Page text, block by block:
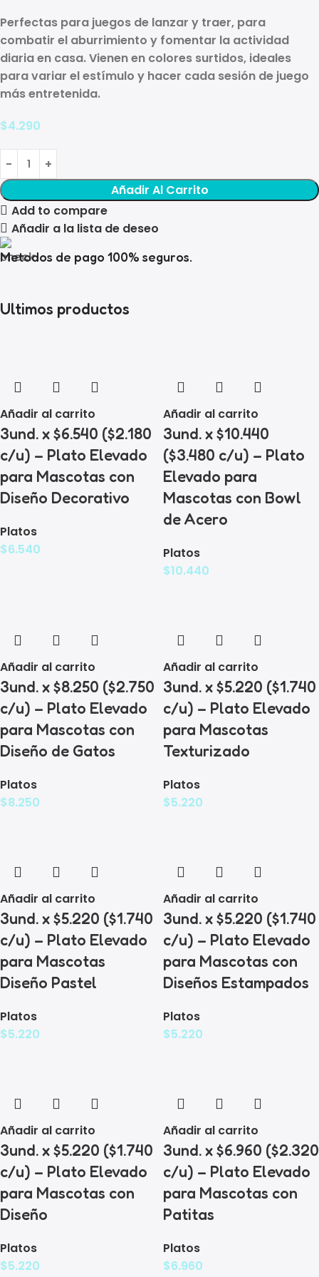
Perfectas para juegos de lanzar y traer, para
combatir el aburrimiento y fomentar la actividad
diaria en casa. Vienen en colores surtidos, ideales
para variar el estímulo y hacer cada sesión de juego
más entretenida.
$4.290
Añadir Al Carrito
Add to compare
Añadir a la lista de deseo
Metodos de pago 100% seguros.
Ultimos productos
Añadir al carrito
3und. x $6.540 ($2.180
c/u) – Plato Elevado
para Mascotas con
Diseño Decorativo
Platos
$6.540
Añadir al carrito
3und. x $10.440
($3.480 c/u) – Plato
Elevado para
Mascotas con Bowl
de Acero
Platos
$10.440
Añadir al carrito
3und. x $8.250 ($2.750
c/u) – Plato Elevado
para Mascotas con
Diseño de Gatos
Platos
$8.250
Añadir al carrito
3und. x $5.220 ($1.740
c/u) – Plato Elevado
para Mascotas
Texturizado
Platos
$5.220
Añadir al carrito
3und. x $5.220 ($1.740
c/u) – Plato Elevado
para Mascotas
Diseño Pastel
Platos
$5.220
Añadir al carrito
3und. x $5.220 ($1.740
c/u) – Plato Elevado
para Mascotas con
Diseños Estampados
Platos
$5.220
Añadir al carrito
3und. x $5.220 ($1.740
c/u) – Plato Elevado
para Mascotas con
Diseño
Platos
$5.220
Añadir al carrito
3und. x $6.960 ($2.320
c/u) – Plato Elevado
para Mascotas con
Patitas
Platos
$6.960